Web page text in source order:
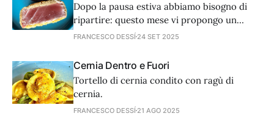
Dopo la pausa estiva abbiamo bisogno di
ripartire: questo mese vi propongo un
classico come tonno e fagioli ma in una
per un piatto semplice e di rapida
esecuzione. Allacciate i grembiuli!
FRANCESCO DESSÍ 24 SET 2025
Cernia Dentro e Fuori
Tortello di cernia condito con ragù di
cernia.
FRANCESCO DESSÍ 21 AGO 2025